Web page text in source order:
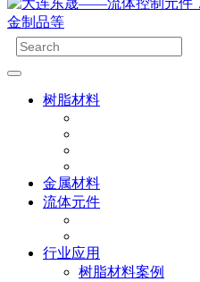
树脂材料
金属材料
流体元件
行业应用
树脂材料案例